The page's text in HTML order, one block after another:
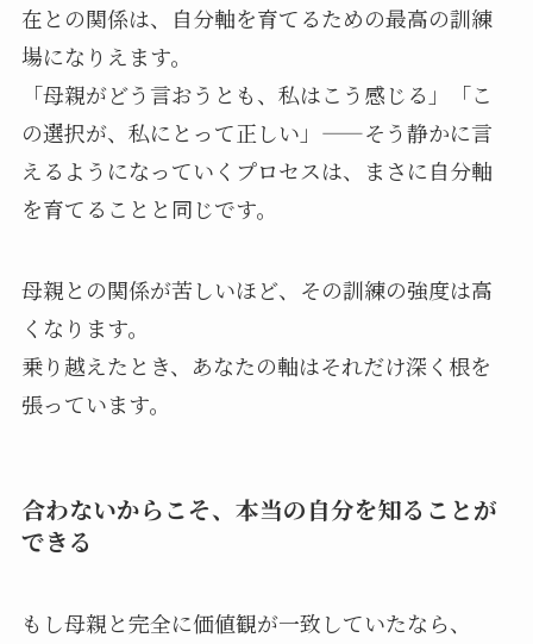
在との関係は、自分軸を育てるための最高の訓練
場になりえます。
「母親がどう言おうとも、私はこう感じる」「こ
の選択が、私にとって正しい」——そう静かに言
えるようになっていくプロセスは、まさに自分軸
を育てることと同じです。
母親との関係が苦しいほど、その訓練の強度は高
くなります。
乗り越えたとき、あなたの軸はそれだけ深く根を
張っています。
合わないからこそ、本当の自分を知ることが
できる
もし母親と完全に価値観が一致していたなら、